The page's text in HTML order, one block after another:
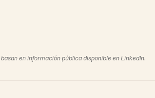
en información pública disponible en LinkedIn.